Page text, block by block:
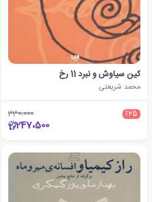
کین سیاوش و نبرد 11 رخ
محمد شریعتی
٪25 330،000
247،500